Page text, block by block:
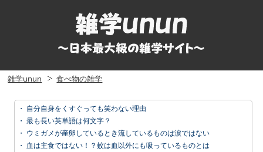
雑学unun 食べ物の雑学
・ 自分自身をくすぐっても笑わない理由
・ 最も長い英単語は何文字？
・ ウミガメが産卵しているとき流しているものは涙ではない
・ 血は主食ではない！？蚊は血以外にも吸っているものとは